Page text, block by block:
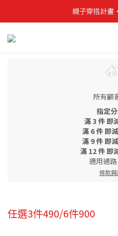
親子穿搭計畫
親子穿搭計畫
貼身補貨計畫
親子穿搭計畫
所有顧
指定分
滿 3 件 即
滿 6 件 即
滿 9 件 即
滿 12 件 即
適用通路
條款
任選3件490/6件900